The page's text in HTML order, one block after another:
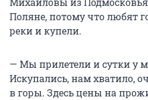
Поляне, потому что любят
реки и купели.
— Мы прилетели и сутки у
Искупались, нам хватило,
в горы. Здесь цены на